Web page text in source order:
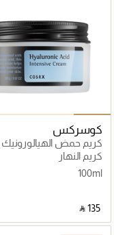
كوسركس
كريم حمض الهيالورونيك
المكثف
كريم النهار
100ml
‎ ⃁ ⁦135⁩ ‎